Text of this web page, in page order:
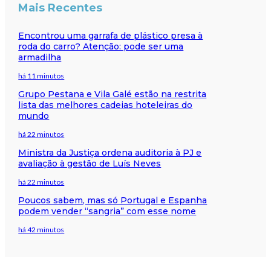
Mais Recentes
Encontrou uma garrafa de plástico presa à
roda do carro? Atenção: pode ser uma
armadilha
há 11 minutos
Grupo Pestana e Vila Galé estão na restrita
lista das melhores cadeias hoteleiras do
mundo
há 22 minutos
Ministra da Justiça ordena auditoria à PJ e
avaliação à gestão de Luís Neves
há 22 minutos
Poucos sabem, mas só Portugal e Espanha
podem vender “sangria” com esse nome
há 42 minutos